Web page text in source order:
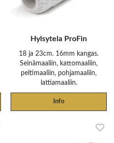
Hylsytela ProFin
18 ja 23cm. 16mm kangas.
Seinämaaliin, kattomaaliin,
peltimaaliin, pohjamaaliin,
lattiamaaliin.
Info